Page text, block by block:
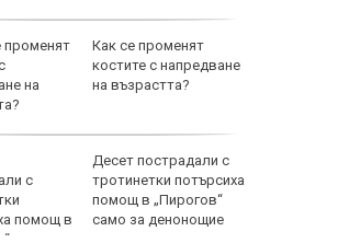
Как се променят
костите с напредване
на възрастта?
Десет пострадали с
тротинетки потърсиха
помощ в „Пирогов“
само за денонощие